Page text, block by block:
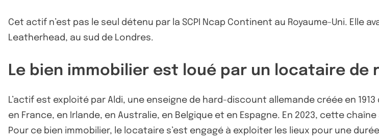
Cet actif n’est pas le seul détenu par la SCPI Ncap Continent au Royaume-Uni.
Leatherhead, au sud de Londres.
Le bien immobilier est loué par un locataire de
L’actif est exploité par Aldi, une enseigne de hard-discount allemande créée en
en France, en Irlande, en Australie, en Belgique et en Espagne. En 2023, cette
Pour ce bien immobilier, le locataire s’est engagé à exploiter les lieux pour une